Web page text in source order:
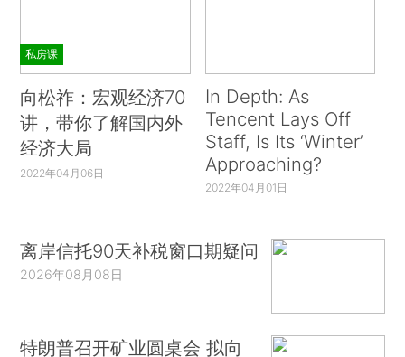
私房课
向松祚：宏观经济70
讲，带你了解国内外
经济大局
2022年04月06日
In Depth: As
Tencent Lays Off
Staff, Is Its ‘Winter’
Approaching?
2022年04月01日
离岸信托90天补税窗口期疑问
2026年08月08日
特朗普召开矿业圆桌会 拟向